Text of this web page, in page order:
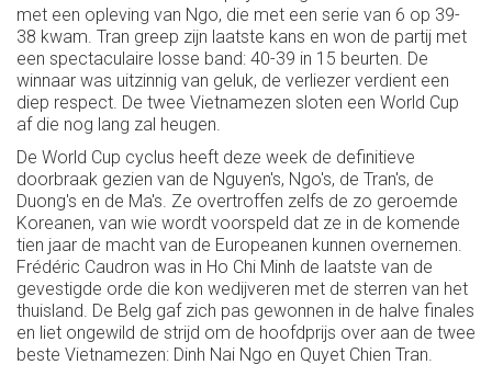
met een opleving van Ngo, die met een serie van 6 op 39-
38 kwam. Tran greep zijn laatste kans en won de partij met
een spectaculaire losse band: 40-39 in 15 beurten. De
winnaar was uitzinnig van geluk, de verliezer verdient een
diep respect. De twee Vietnamezen sloten een World Cup
af die nog lang zal heugen.
De World Cup cyclus heeft deze week de definitieve
doorbraak gezien van de Nguyen's, Ngo's, de Tran's, de
Duong's en de Ma's. Ze overtroffen zelfs de zo geroemde
Koreanen, van wie wordt voorspeld dat ze in de komende
tien jaar de macht van de Europeanen kunnen overnemen.
Frédéric Caudron was in Ho Chi Minh de laatste van de
gevestigde orde die kon wedijveren met de sterren van het
thuisland. De Belg gaf zich pas gewonnen in de halve finales
en liet ongewild de strijd om de hoofdprijs over aan de twee
beste Vietnamezen: Dinh Nai Ngo en Quyet Chien Tran.